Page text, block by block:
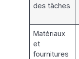
des tâches
Matériaux
et
fournitures